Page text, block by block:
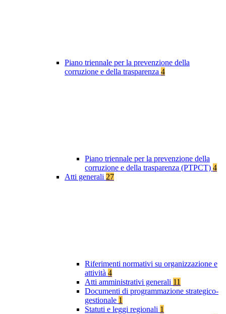
Piano triennale per la prevenzione della
corruzione e della trasparenza 4
Piano triennale per la prevenzione della
corruzione e della trasparenza (PTPCT) 4
Atti generali 27
Riferimenti normativi su organizzazione e
attività 4
Atti amministrativi generali 11
Documenti di programmazione strategico-
gestionale 1
Statuti e leggi regionali 1